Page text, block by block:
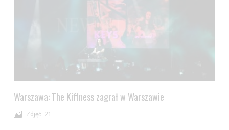
Warszawa: The Kiffness zagrał w Warszawie
Zdjęć: 21